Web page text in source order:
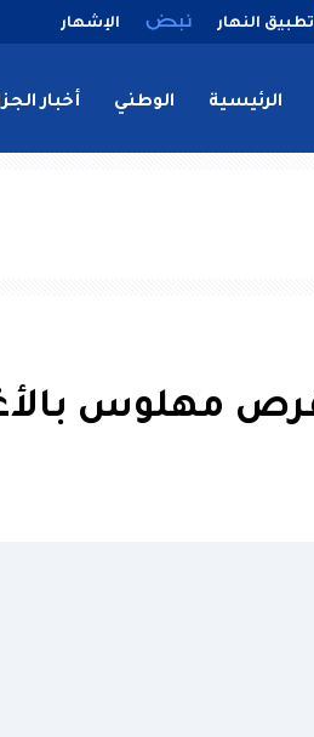
تطبيق النهار الإشهار
الرئيسية الوطني أخبار